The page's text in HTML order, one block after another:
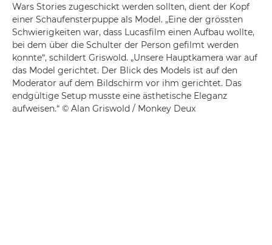
Wars Stories zugeschickt werden sollten, dient der Kopf
einer Schaufensterpuppe als Model. „Eine der grössten
Schwierigkeiten war, dass Lucasfilm einen Aufbau wollte,
bei dem über die Schulter der Person gefilmt werden
konnte“, schildert Griswold. „Unsere Hauptkamera war auf
das Model gerichtet. Der Blick des Models ist auf den
Moderator auf dem Bildschirm vor ihm gerichtet. Das
endgültige Setup musste eine ästhetische Eleganz
aufweisen.“ © Alan Griswold / Monkey Deux